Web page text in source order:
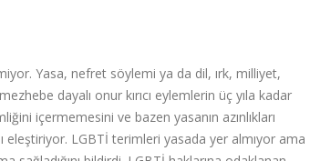
Yasa, nefret söylemi ya da dil, ırk, milliyet,
dayalı onur kırıcı eylemlerin üç yıla kadar
içermemesini ve bazen yasanın azınlıkları
LGBTİ terimleri yasada yer almıyor ama